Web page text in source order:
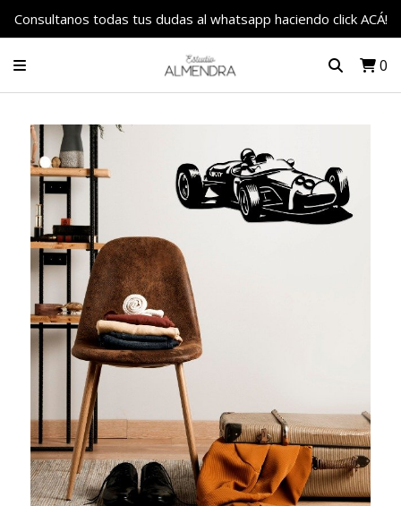
Consultanos todas tus dudas al whatsapp haciendo click ACÁ!
0